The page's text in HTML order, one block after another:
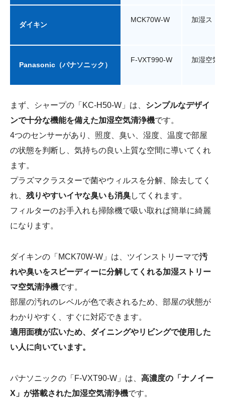
ダイキン
MCK70W-W 加湿スト
Panasonic（パナソニック）
F-VXT990-W 加湿空気
まず、シャープの「KC-H50-W」は、 シンプルなデザイ
ンで十分な機能を備えた加湿空気清浄機です。
4つのセンサーがあり、照度、臭い、湿度、温度で部屋
の状態を判断し、気持ちの良い上質な空間に導いてくれ
ます。
プラズマクラスターで菌やウィルスを分解、除去してく
れ、 残りやすいイヤな臭いも消臭してくれます。
フィルターのお手入れも掃除機で吸い取れば簡単に綺麗
になります。
ダイキンの「MCK70W-W」は、ツインストリーマで汚
れや臭いをスピーディーに分解してくれる加湿ストリー
マ空気清浄機です。
部屋の汚れのレベルが色で表されるため、部屋の状態が
わかりやすく、すぐに対応できます。
適用面積が広いため、ダイニングやリビングで使用した
い人に向いています。
パナソニックの「F-VXT90-W」は、 高濃度の「ナノイー
X」が搭載された加湿空気清浄機です。